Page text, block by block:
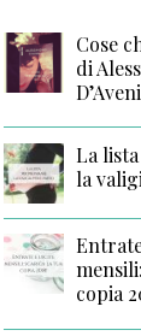
Cose
di
La
la
copia